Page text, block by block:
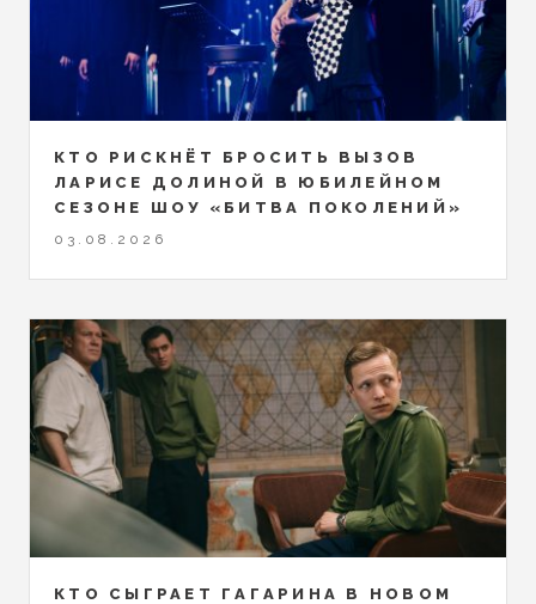
КТО РИСКНЁТ БРОСИТЬ ВЫЗОВ
ЛАРИСЕ ДОЛИНОЙ В ЮБИЛЕЙНОМ
СЕЗОНЕ ШОУ «БИТВА ПОКОЛЕНИЙ»
03.08.2026
КТО СЫГРАЕТ ГАГАРИНА В НОВОМ